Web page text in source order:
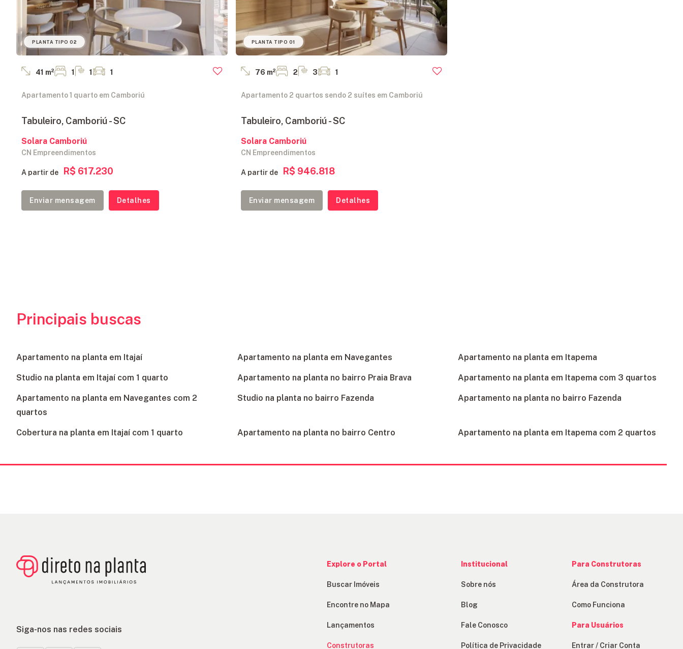
PLANTA TIPO 02
41 m² 1 1 1
Apartamento 1 quarto em Camboriú
Tabuleiro, Camboriú - SC
Solara Camboriú
CN Empreendimentos
A partir de R$ 617.230
Enviar mensagem Detalhes
PLANTA TIPO 01
76 m² 2 3 1
Apartamento 2 quartos sendo 2 suítes em Camboriú
Tabuleiro, Camboriú - SC
Solara Camboriú
CN Empreendimentos
A partir de R$ 946.818
Enviar mensagem Detalhes
Principais buscas
Apartamento na planta em Itajaí Apartamento na planta em Navegantes Apartamento na planta em Itapema
Studio na planta em Itajaí com 1 quarto Apartamento na planta no bairro Praia Brava Apartamento na planta em Itapema com 3 quartos
Apartamento na planta em Navegantes com 2
quartos
Studio na planta no bairro Fazenda Apartamento na planta no bairro Fazenda
Cobertura na planta em Itajaí com 1 quarto Apartamento na planta no bairro Centro Apartamento na planta em Itapema com 2 quartos
Siga-nos nas redes sociais
Explore o Portal
Buscar Imóveis
Encontre no Mapa
Lançamentos
Construtoras
Institucional
Sobre nós
Blog
Fale Conosco
Política de Privacidade
Para Construtoras
Área da Construtora
Como Funciona
Para Usuários
Entrar / Criar Conta